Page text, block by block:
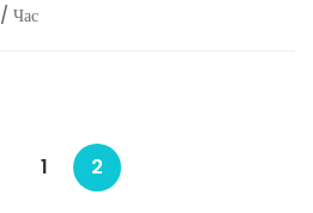
/ Час
1 2